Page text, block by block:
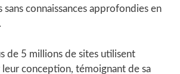
sans connaissances approfondies en
de 5 millions de sites utilisent
conception, témoignant de sa